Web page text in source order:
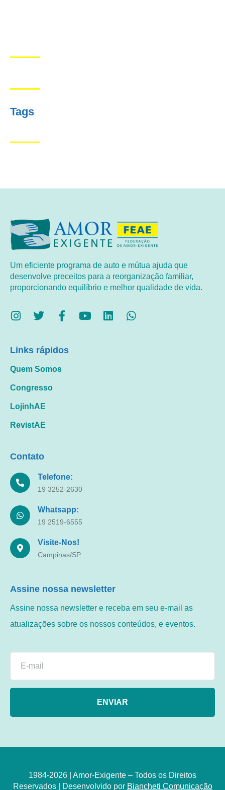
Tags
Um eficiente programa de auto e mútua ajuda que
desenvolve preceitos para a reorganização familiar,
proporcionando equilíbrio e melhor qualidade de vida.
Links rápidos
Quem Somos
Congresso
LojinhAE
RevistAE
Contato
Telefone:
19 3252-2630
Whatsapp:
19 2519-6555
Visite-Nos!
Campinas/SP
Assine nossa newsletter
Assine nossa newsletter e receba em seu e-mail as
atualizações sobre os nossos conteúdos, e eventos.
ENVIAR
1984-2026 | Amor-Exigente – Todos os Direitos
Reservados | Desenvolvido por Biancheti Comunicação